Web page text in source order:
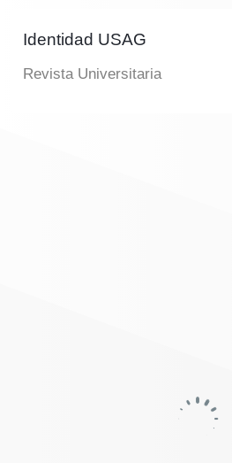
Identidad USAG
Revista Universitaria